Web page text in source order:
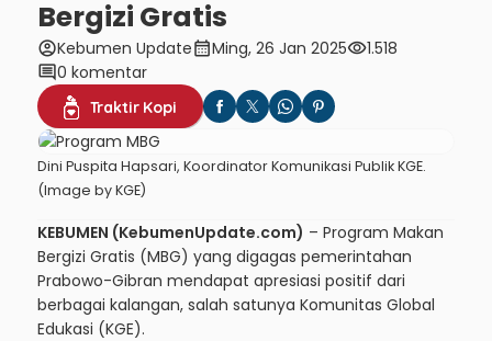
Bergizi Gratis
account_circleKebumen Updatecalendar_monthMing, 26 Jan 2025visibility1.518
comment0 komentar
Traktir Kopi
Dini Puspita Hapsari, Koordinator Komunikasi Publik KGE.
(Image by KGE)
KEBUMEN (KebumenUpdate.com) – Program Makan
Bergizi Gratis (MBG) yang digagas pemerintahan
Prabowo-Gibran mendapat apresiasi positif dari
berbagai kalangan, salah satunya Komunitas Global
Edukasi (KGE).